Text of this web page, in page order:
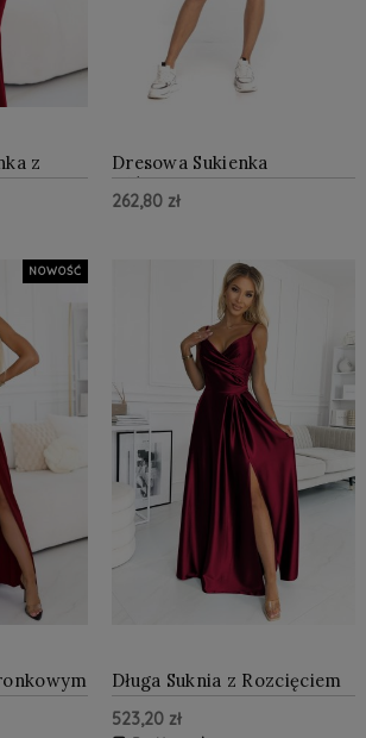
z
Dresowa Sukienka
Ołówkowa Bordo TE359
262,80 zł
na
NOWOŚĆ
Długa Suknia z Rozcięciem
Bordowa satynowa NU299-
13
523,20 zł